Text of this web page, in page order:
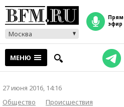
Москва
прямой
эфир
МЕНЮ
27 июня 2016, 14:16
Общество
Происшествия